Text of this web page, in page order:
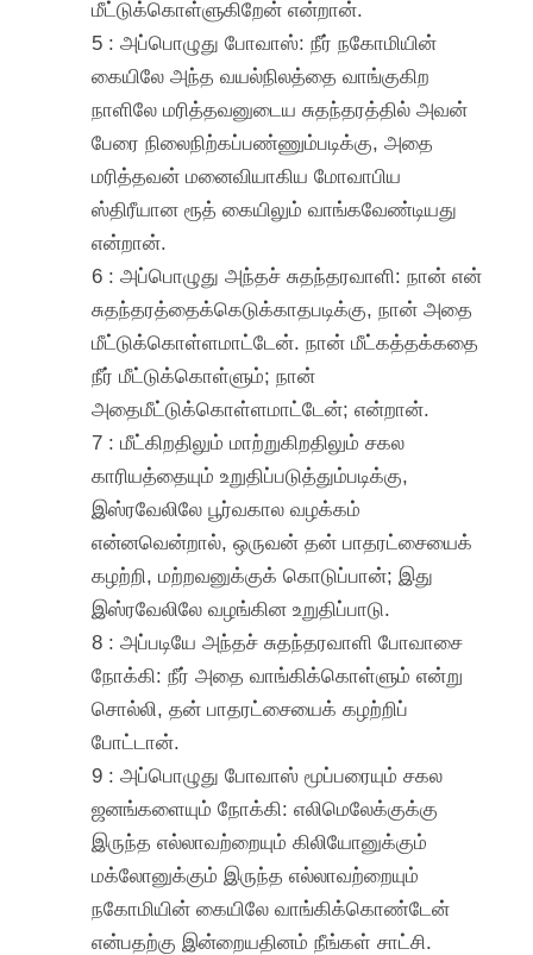
மீட்டுக்கொள்ளுகிறேன் என்றான்.
5 : அப்பொழுது போவாஸ்: நீர் நகோமியின்
கையிலே அந்த வயல்நிலத்தை வாங்குகிற
நாளிலே மரித்தவனுடைய சுதந்தரத்தில் அவன்
பேரை நிலைநிற்கப்பண்ணும்படிக்கு, அதை
மரித்தவன் மனைவியாகிய மோவாபிய
ஸ்திரீயான ரூத் கையிலும் வாங்கவேண்டியது
என்றான்.
6 : அப்பொழுது அந்தச் சுதந்தரவாளி: நான் என்
சுதந்தரத்தைக்கெடுக்காதபடிக்கு, நான் அதை
மீட்டுக்கொள்ளமாட்டேன். நான் மீட்கத்தக்கதை
நீர் மீட்டுக்கொள்ளும்; நான்
அதைமீட்டுக்கொள்ளமாட்டேன்; என்றான்.
7 : மீட்கிறதிலும் மாற்றுகிறதிலும் சகல
காரியத்தையும் உறுதிப்படுத்தும்படிக்கு,
இஸ்ரவேலிலே பூர்வகால வழக்கம்
என்னவென்றால், ஒருவன் தன் பாதரட்சையைக்
கழற்றி, மற்றவனுக்குக் கொடுப்பான்; இது
இஸ்ரவேலிலே வழங்கின உறுதிப்பாடு.
8 : அப்படியே அந்தச் சுதந்தரவாளி போவாசை
நோக்கி: நீர் அதை வாங்கிக்கொள்ளும் என்று
சொல்லி, தன் பாதரட்சையைக் கழற்றிப்
போட்டான்.
9 : அப்பொழுது போவாஸ் மூப்பரையும் சகல
ஜனங்களையும் நோக்கி: எலிமெலேக்குக்கு
இருந்த எல்லாவற்றையும் கிலியோனுக்கும்
மக்லோனுக்கும் இருந்த எல்லாவற்றையும்
நகோமியின் கையிலே வாங்கிக்கொண்டேன்
என்பதற்கு இன்றையதினம் நீங்கள் சாட்சி.